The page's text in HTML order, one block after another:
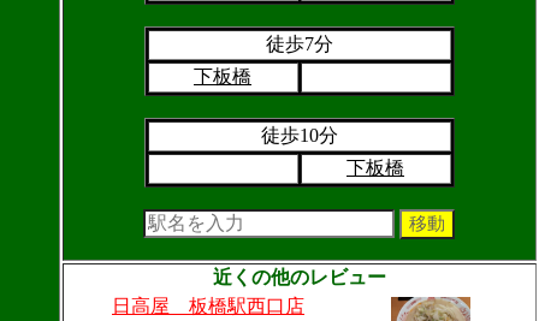
徒歩7分
下板橋
徒歩10分
下板橋
近くの他のレビュー
日高屋 板橋駅西口店